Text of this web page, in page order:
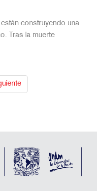
construyendo una
Tras la muerte